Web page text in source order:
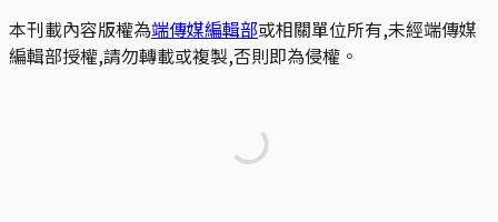
本刊載內容版權為端傳媒編輯部或相關單位所有,未經端傳媒
編輯部授權,請勿轉載或複製,否則即為侵權。